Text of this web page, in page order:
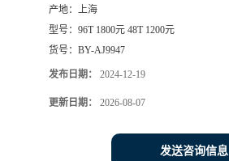
产地： 上海
型号： 96T 1800元 48T 1200元
货号： BY-AJ9947
发布日期： 2024-12-19
更新日期： 2026-08-07
发送咨询信息